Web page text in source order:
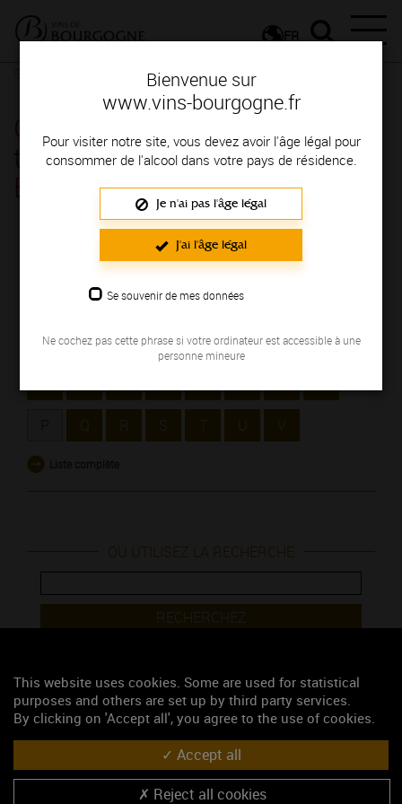
Bienvenue sur
www.vins-bourgogne.fr
Pour visiter notre site, vous devez avoir l'âge légal pour
consommer de l'alcool dans votre pays de résidence.
Je n'ai pas l'âge légal
J'ai l'âge légal
Se souvenir de mes données
Ne cochez pas cette phrase si votre ordinateur est accessible à une
personne mineure
FR
Glossaire : la définition des
termes pour parler des vins de
Bourgogne commençant par P.
INDEX
obtenir la définition.
# A B C D E F G
Q R S T U
OU UTILISEZ LA RECHERCHE
RECHERCHEZ
Lexique des vins de Bourgogne
Le Plan Bourgogne Amplitude 2015
Pain grillé
This website uses cookies. Some are used for statistical
purposes and others are set up by third party services.
By clicking on 'Accept all', you agree to the use of cookies.
Accept all
Reject all cookies